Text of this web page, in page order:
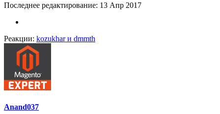
Последнее редактирование: 13 Апр 2017
Реакции: kozukharи dmmth
Anand037